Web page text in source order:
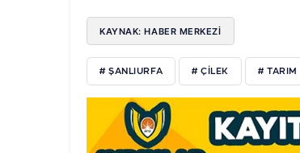
KAYNAK: HABER MERKEZİ
# ŞANLIURFA # ÇİLEK # TARIM